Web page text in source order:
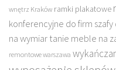
wnętrz Kraków ramki plakatowe
konferencyjne do firm
na wymiar tanie meble na
remontowe warszawa